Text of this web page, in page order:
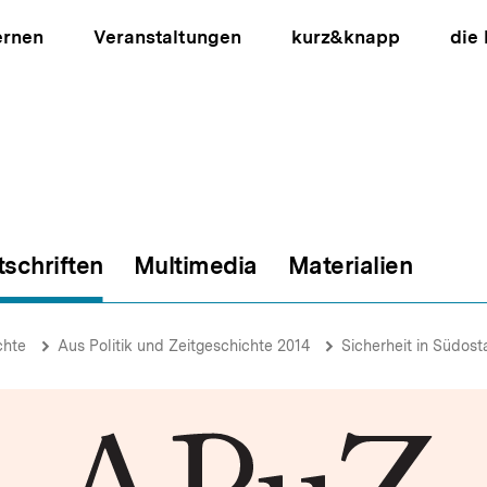
Veranstaltungen kurz&knapp die
Multimedia Materialien
Aus Politik und Zeitgeschichte 2014 Sicherheit in